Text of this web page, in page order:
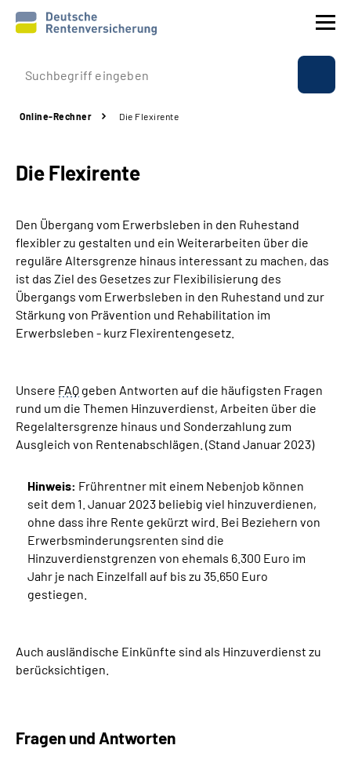
Prävention
Rente
Beratung & Kontakt
Experten
Über uns & Presse
Suche
Language
Leichte Sprache
Mein Kundenportal
Online-Rechner Die Flexirente
Die Flexirente
Den Übergang vom Erwerbsleben in den Ruhestand
flexibler zu gestalten und ein Weiterarbeiten über die
reguläre Altersgrenze hinaus interessant zu machen, das
ist das Ziel des Gesetzes zur Flexibilisierung des
Übergangs vom Erwerbsleben in den Ruhestand und zur
Stärkung von Prävention und Rehabilitation im
Erwerbsleben - kurz Flexirentengesetz.
Unsere FAQ geben Antworten auf die häufigsten Fragen
rund um die Themen Hinzuverdienst, Arbeiten über die
Regelaltersgrenze hinaus und Sonderzahlung zum
Ausgleich von Rentenabschlägen. (Stand Januar 2023)
Hinweis: Frührentner mit einem Nebenjob können
seit dem 1. Januar 2023 beliebig viel hinzuverdienen,
ohne dass ihre Rente gekürzt wird. Bei Beziehern von
Erwerbsminderungsrenten sind die
Hinzuverdienstgrenzen von ehemals 6.300 Euro im
Jahr je nach Einzelfall auf bis zu 35.650 Euro
gestiegen.
Auch ausländische Einkünfte sind als Hinzuverdienst zu
berücksichtigen.
Fragen und Antworten